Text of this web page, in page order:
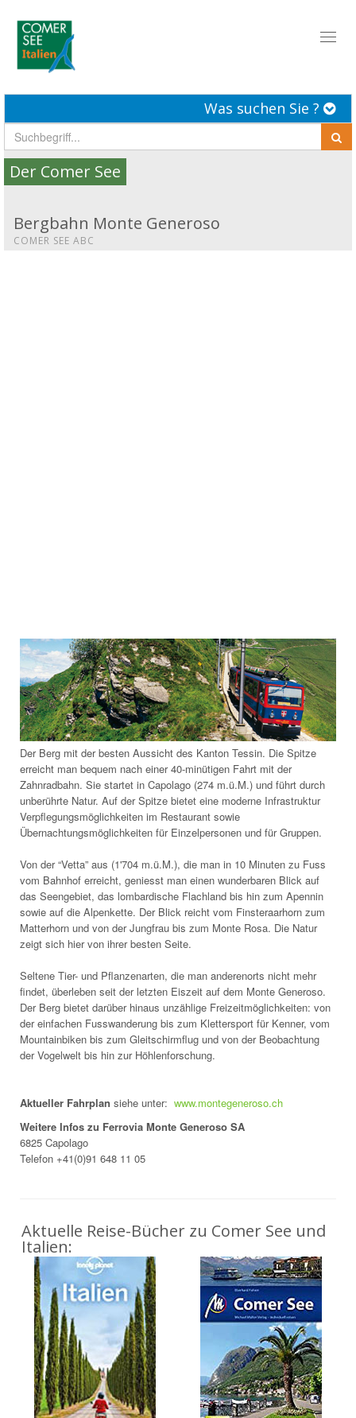
Was suchen Sie ?
Der Comer See
Bergbahn Monte Generoso
COMER SEE ABC
Der Berg mit der besten Aussicht des Kanton Tessin. Die Spitze
erreicht man bequem nach einer 40-minütigen Fahrt mit der
Zahnradbahn. Sie startet in Capolago (274 m.ü.M.) und führt durch
unberührte Natur. Auf der Spitze bietet eine moderne Infrastruktur
Verpflegungsmöglichkeiten im Restaurant sowie
Übernachtungsmöglichkeiten für Einzelpersonen und für Gruppen.
Von der “Vetta” aus (1'704 m.ü.M.), die man in 10 Minuten zu Fuss
vom Bahnhof erreicht, geniesst man einen wunderbaren Blick auf
das Seengebiet, das lombardische Flachland bis hin zum Apennin
sowie auf die Alpenkette. Der Blick reicht vom Finsteraarhorn zum
Matterhorn und von der Jungfrau bis zum Monte Rosa. Die Natur
zeigt sich hier von ihrer besten Seite.
Seltene Tier- und Pflanzenarten, die man anderenorts nicht mehr
findet, überleben seit der letzten Eiszeit auf dem Monte Generoso.
Der Berg bietet darüber hinaus unzählige Freizeitmöglichkeiten: von
der einfachen Fusswanderung bis zum Klettersport für Kenner, vom
Mountainbiken bis zum Gleitschirmflug und von der Beobachtung
der Vogelwelt bis hin zur Höhlenforschung.
Aktueller Fahrplan siehe unter: www.montegeneroso.ch
Weitere Infos zu Ferrovia Monte Generoso SA
6825 Capolago
Telefon +41(0)91 648 11 05
Aktuelle Reise-Bücher zu Comer See und
Italien: